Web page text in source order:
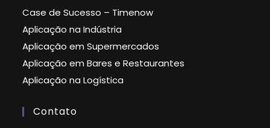
Case de Sucesso – Timenow
Aplicação na Indústria
Aplicação em Supermercados
Aplicação em Bares e Restaurantes
Aplicação na Logística
Contato